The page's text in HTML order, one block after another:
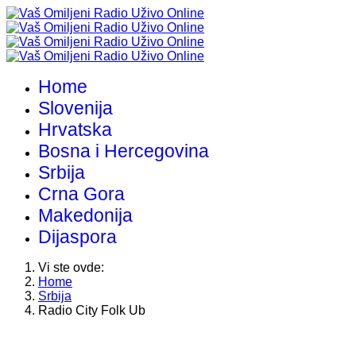
Home
Slovenija
Hrvatska
Bosna i Hercegovina
Srbija
Crna Gora
Makedonija
Dijaspora
Vi ste ovde:
Home
Srbija
Radio City Folk Ub